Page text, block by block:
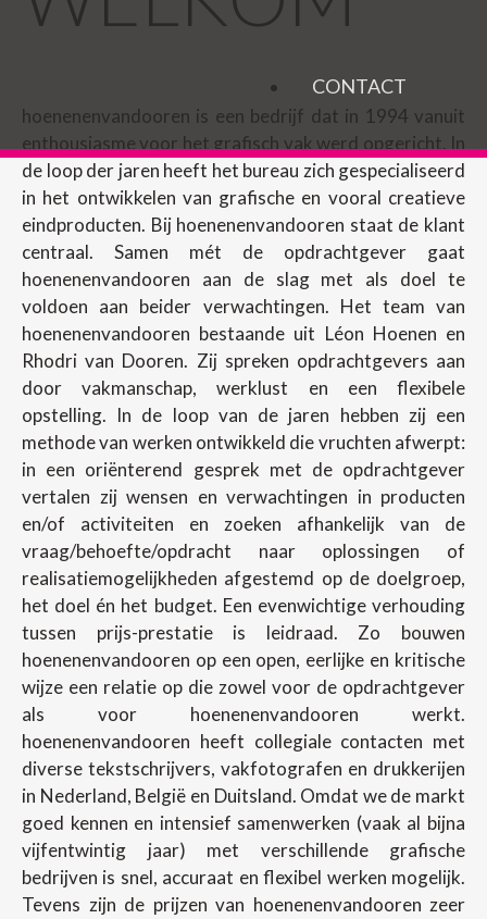
CONTACT
hoenenenvandooren is een bedrijf dat in 1994 vanuit
enthousiasme voor het grafisch vak werd opgericht. In
de loop der jaren heeft het bureau zich gespecialiseerd
in het ontwikkelen van grafische en vooral creatieve
eindproducten. Bij hoenenenvandooren staat de klant
centraal. Samen mét de opdrachtgever gaat
hoenenenvandooren aan de slag met als doel te
voldoen aan beider verwachtingen. Het team van
hoenenenvandooren bestaande uit Léon Hoenen en
Rhodri van Dooren. Zij spreken opdrachtgevers aan
door vakmanschap, werklust en een flexibele
opstelling. In de loop van de jaren hebben zij een
methode van werken ontwikkeld die vruchten afwerpt:
in een oriënterend gesprek met de opdrachtgever
vertalen zij wensen en verwachtingen in producten
en/of activiteiten en zoeken afhankelijk van de
vraag/behoefte/opdracht naar oplossingen of
realisatiemogelijkheden afgestemd op de doelgroep,
het doel én het budget. Een evenwichtige verhouding
tussen prijs-prestatie is leidraad. Zo bouwen
hoenenenvandooren op een open, eerlijke en kritische
wijze een relatie op die zowel voor de opdrachtgever
als voor hoenenenvandooren werkt.
hoenenenvandooren heeft collegiale contacten met
diverse tekstschrijvers, vakfotografen en drukkerijen
in Nederland, België en Duitsland. Omdat we de markt
goed kennen en intensief samenwerken (vaak al bijna
vijfentwintig jaar) met verschillende grafische
bedrijven is snel, accuraat en flexibel werken mogelijk.
Tevens zijn de prijzen van hoenenenvandooren zeer